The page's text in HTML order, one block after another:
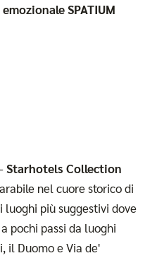
SPATIUM
Starhotels Collection
nel cuore storico di
luoghi più suggestivi dove
pochi passi da luoghi
il Duomo e Via de'